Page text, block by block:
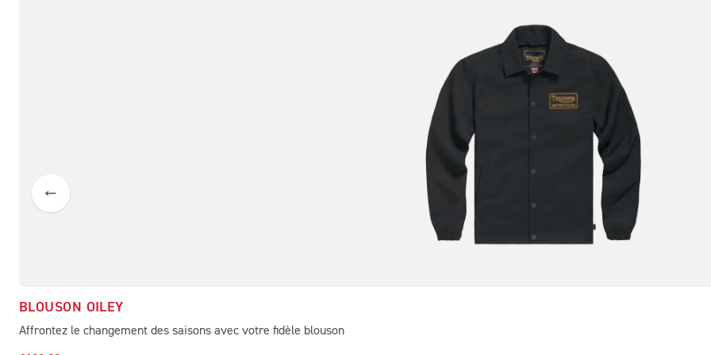
BLOUSON OILEY
Affrontez le changement des saisons avec votre fidèle blouson